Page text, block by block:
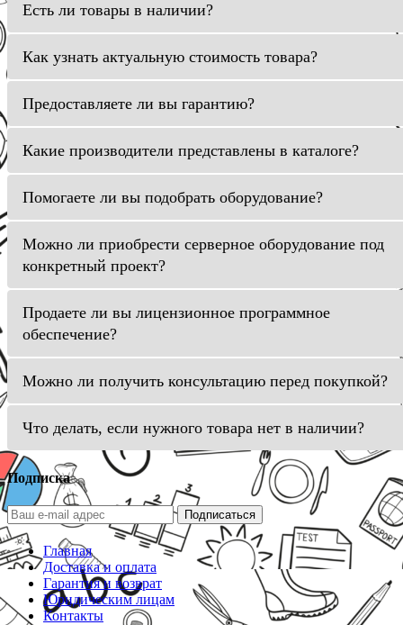
Есть ли товары в наличии?
Как узнать актуальную стоимость товара?
Предоставляете ли вы гарантию?
Какие производители представлены в каталоге?
Помогаете ли вы подобрать оборудование?
Можно ли приобрести серверное оборудование под
конкретный проект?
Продаете ли вы лицензионное программное
обеспечение?
Можно ли получить консультацию перед покупкой?
Что делать, если нужного товара нет в наличии?
Подписка
Подписаться
Главная
Доставка и оплата
Гарантия и возврат
Юридическим лицам
Контакты